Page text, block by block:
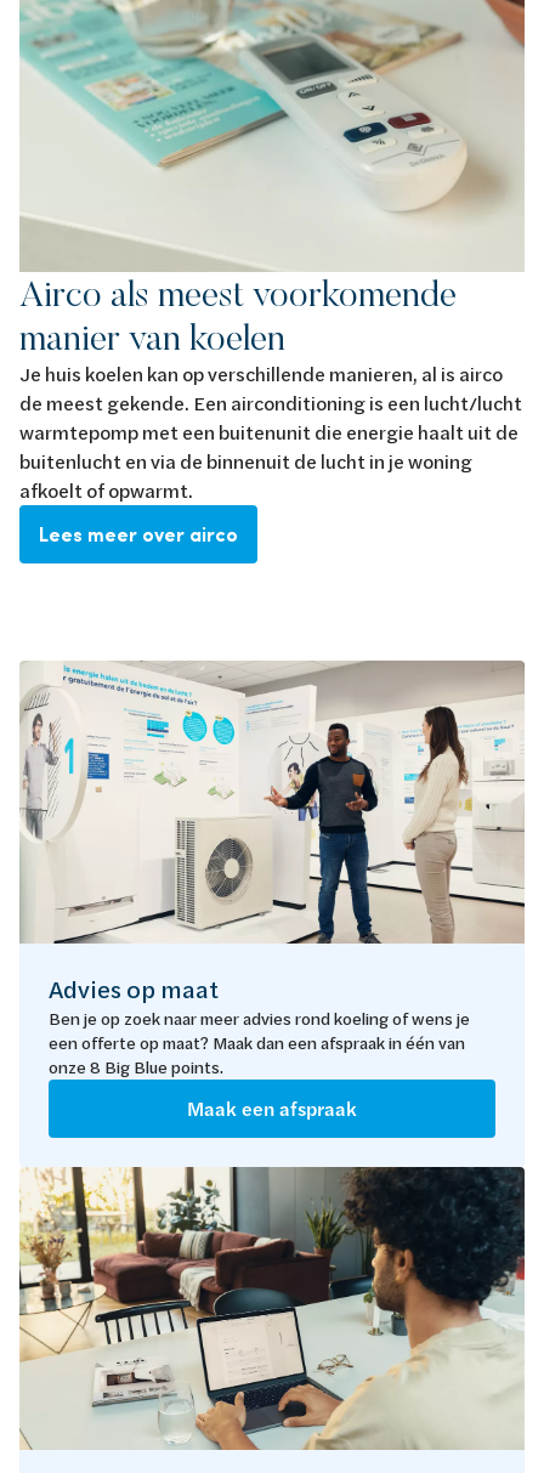
Airco als meest voorkomende
manier van koelen
Je huis koelen kan op verschillende manieren, al is airco
de meest gekende. Een airconditioning is een lucht/lucht
warmtepomp met een buitenunit die energie haalt uit de
buitenlucht en via de binnenuit de lucht in je woning
afkoelt of opwarmt.
Lees meer over airco
Advies op maat
Ben je op zoek naar meer advies rond koeling of wens je
een offerte op maat? Maak dan een afspraak in één van
onze 8 Big Blue points.
Maak een afspraak